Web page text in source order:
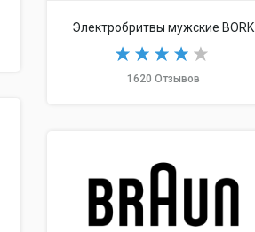
Электробритвы мужские BORK
1620 Отзывов